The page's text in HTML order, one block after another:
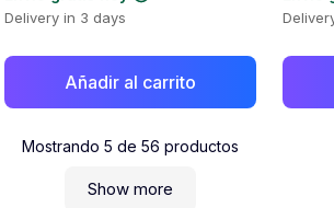
Delivery in 3 days
Añadir al carrito
Mostrando 5 de 56 productos
Show more